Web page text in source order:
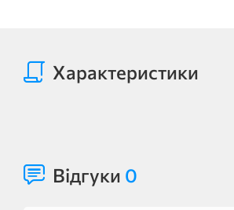
Характеристики
Відгуки 0